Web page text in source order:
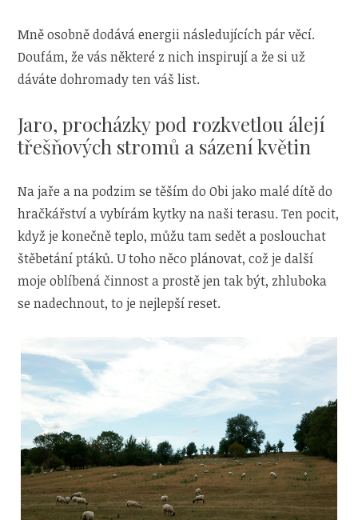
Mně osobně dodává energii následujících pár věcí.
Doufám, že vás některé z nich inspirují a že si už
dáváte dohromady ten váš list.
Jaro, procházky pod rozkvetlou álejí
třešňových stromů a sázení květin
Na jaře a na podzim se těším do Obi jako malé dítě do
hračkářství a vybírám kytky na naši terasu. Ten pocit,
když je konečně teplo, můžu tam sedět a poslouchat
štěbetání ptáků. U toho něco plánovat, což je další
moje oblíbená činnost a prostě jen tak být, zhluboka
se nadechnout, to je nejlepší reset.